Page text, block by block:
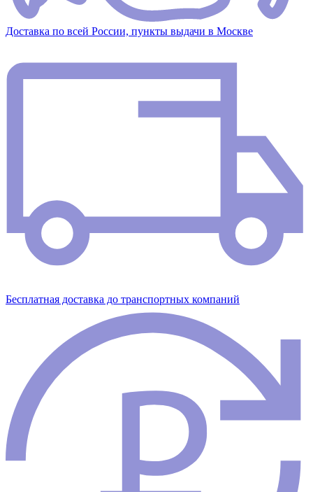
Доставка по всей России, пункты выдачи в Москве
Бесплатная доставка до транспортных компаний